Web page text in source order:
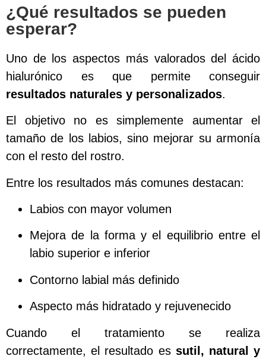
¿Qué resultados se pueden
esperar?
Uno de los aspectos más valorados del ácido
hialurónico es que permite conseguir
resultados naturales y personalizados.
El objetivo no es simplemente aumentar el
tamaño de los labios, sino mejorar su armonía
con el resto del rostro.
Entre los resultados más comunes destacan:
Labios con mayor volumen
Mejora de la forma y el equilibrio entre el
labio superior e inferior
Contorno labial más definido
Aspecto más hidratado y rejuvenecido
Cuando el tratamiento se realiza
correctamente, el resultado es sutil, natural y